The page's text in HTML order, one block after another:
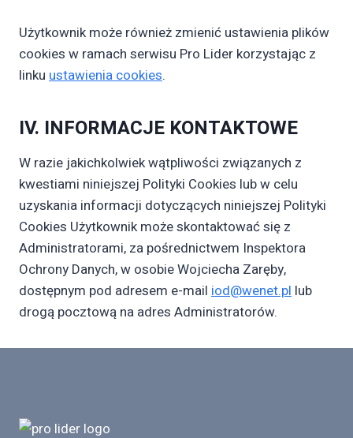
Użytkownik może również zmienić ustawienia plików
cookies w ramach serwisu Pro Lider korzystając z
linku ustawienia cookies.
IV. INFORMACJE KONTAKTOWE
W razie jakichkolwiek wątpliwości związanych z
kwestiami niniejszej Polityki Cookies lub w celu
uzyskania informacji dotyczących niniejszej Polityki
Cookies Użytkownik może skontaktować się z
Administratorami, za pośrednictwem Inspektora
Ochrony Danych, w osobie Wojciecha Zaręby,
dostępnym pod adresem e-mail iod@wenet.pl lub
drogą pocztową na adres Administratorów.